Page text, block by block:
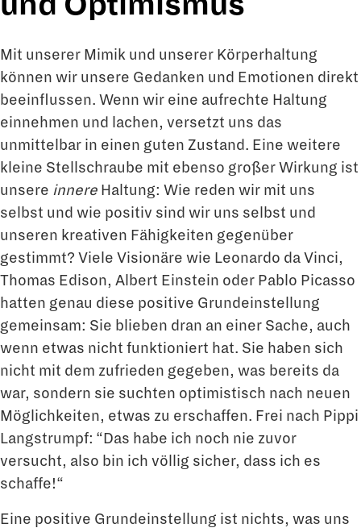
Mit unserer Mimik und unserer Körperhaltung
können wir unsere Gedanken und Emotionen direkt
beeinflussen. Wenn wir eine aufrechte Haltung
einnehmen und lachen, versetzt uns das
unmittelbar in einen guten Zustand. Eine weitere
kleine Stellschraube mit ebenso großer Wirkung ist
unsere innere Haltung: Wie reden wir mit uns
selbst und wie positiv sind wir uns selbst und
unseren kreativen Fähigkeiten gegenüber
gestimmt? Viele Visionäre wie Leonardo da Vinci,
Thomas Edison, Albert Einstein oder Pablo Picasso
hatten genau diese positive Grundeinstellung
gemeinsam: Sie blieben dran an einer Sache, auch
wenn etwas nicht funktioniert hat. Sie haben sich
nicht mit dem zufrieden gegeben, was bereits da
war, sondern sie suchten optimistisch nach neuen
Möglichkeiten, etwas zu erschaffen. Frei nach Pippi
Langstrumpf: “Das habe ich noch nie zuvor
versucht, also bin ich völlig sicher, dass ich es
schaffe!“
Eine positive Grundeinstellung ist nichts, was uns